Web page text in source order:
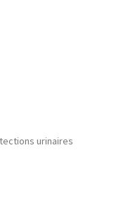
urinaires